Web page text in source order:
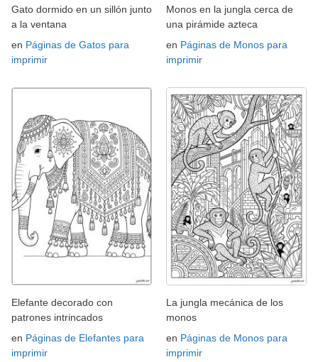
Gato dormido en un sillón junto
a la ventana
en Páginas de Gatos para
imprimir
Monos en la jungla cerca de
una pirámide azteca
en Páginas de Monos para
imprimir
Elefante decorado con
patrones intrincados
en Páginas de Elefantes para
imprimir
La jungla mecánica de los
monos
en Páginas de Monos para
imprimir